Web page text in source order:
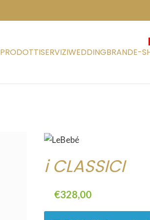
PRODOTTISERVIZIWEDDINGBRANDE-
i CLASSICI
€328,00